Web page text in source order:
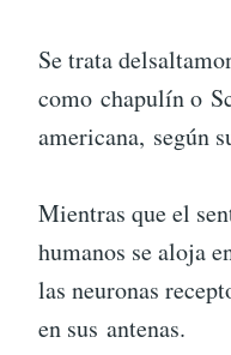
Se trata
como chapulín o
americana, según
Mientras que el
humanos se aloja
las neuronas
en sus antenas.